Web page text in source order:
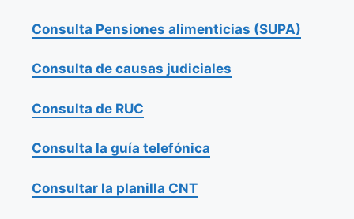
Consulta Pensiones alimenticias (SUPA)
Consulta de causas judiciales
Consulta de RUC
Consulta la guía telefónica
Consultar la planilla CNT